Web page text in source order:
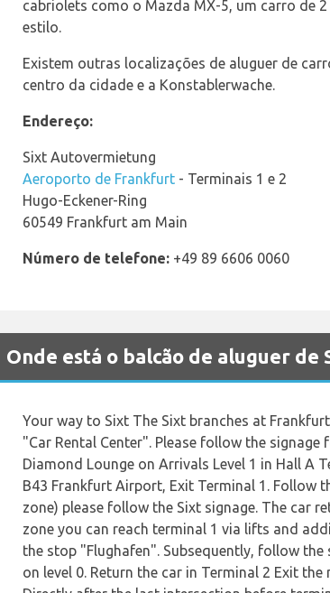
cabriolets como o Mazda MX-5, um carro de
estilo.
Existem outras localizações de aluguer de
centro da cidade e a Konstablerwache.
Endereço:
Sixt Autovermietung
Aeroporto de Frankfurt - Terminais 1 e 2
Hugo-Eckener-Ring
60549 Frankfurt am Main
Número de telefone: +49 89 6606 0060
Onde está o balcão de aluguer
Your way to Sixt The Sixt branches at
"Car Rental Center". Please follow the
Diamond Lounge on Arrivals Level 1 in Hall
B43 Frankfurt Airport, Exit Terminal 1. Follow
zone) please follow the Sixt signage. The car
zone you can reach terminal 1 via lifts and
the stop "Flughafen". Subsequently, follow
on level 0. Return the car in Terminal 2 Exit